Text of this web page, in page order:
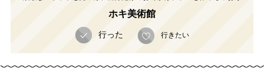
ホキ美術館
行った 行きたい